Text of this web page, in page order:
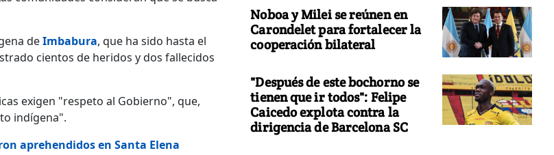
deImbabura, que ha sido hasta el
cientos de heridos y dos fallecidos
exigen "respeto al Gobierno", que,
indígena".
aprehendidos en Santa Elena
Noboa y Milei se reúnen en
Carondelet para fortalecer la
cooperación bilateral
"Después de este bochorno se
tienen que ir todos": Felipe
Caicedo explota contra la
dirigencia de Barcelona SC